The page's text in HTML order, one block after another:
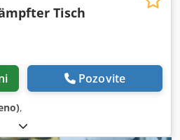
Tisch
Pozovite
,